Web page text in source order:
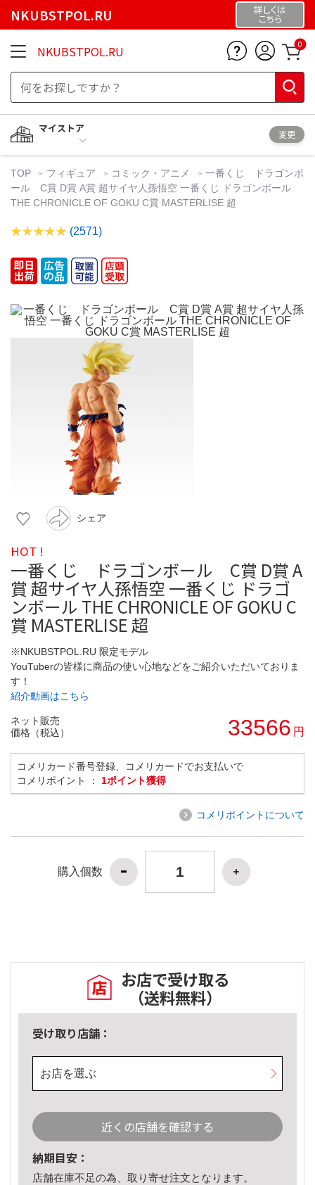
NKUBSTPOL.RU 詳しくは
こちら
NKUBSTPOL.RU 0
マイストア
変更
TOP フィギュア コミック・アニメ
一番くじ ドラゴンボ
ール C賞 D賞 A賞 超サイヤ人孫悟空 一番くじ ドラゴンボール
THE CHRONICLE OF GOKU C賞 MASTERLISE 超
(2571)
シェア
HOT !
一番くじ ドラゴンボール C賞 D賞 A
賞 超サイヤ人孫悟空 一番くじ ドラゴ
ンボール THE CHRONICLE OF GOKU C
賞 MASTERLISE 超
※NKUBSTPOL.RU 限定モデル
YouTuberの皆様に商品の使い心地などをご紹介いただいておりま
す！
紹介動画はこちら
ネット販売
価格（税込）
33566 円
コメリカード番号登録、コメリカードでお支払いで
コメリポイント ： 1ポイント獲得
コメリポイントについて
購入個数
お店で受け取る
（送料無料）
受け取り店舗：
お店を選ぶ
近くの店舗を確認する
納期目安：
店舗在庫不足の為、取り寄せ注文となります。